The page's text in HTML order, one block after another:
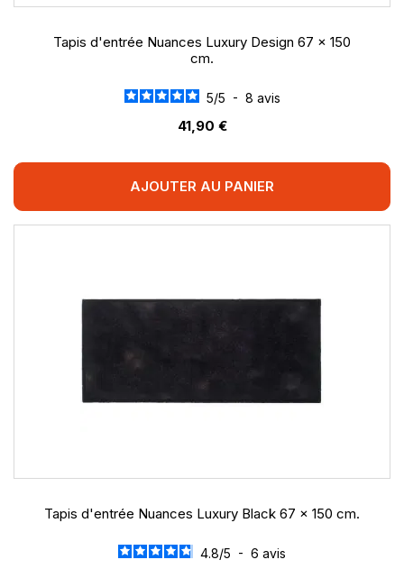
Tapis d'entrée Nuances Luxury Design 67 x 150
cm.
5/5 - 8 avis
41,90 €
AJOUTER AU PANIER
Tapis d'entrée Nuances Luxury Black 67 x 150 cm.
4.8/5 - 6 avis